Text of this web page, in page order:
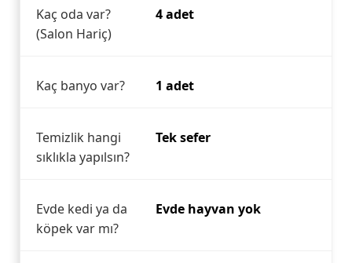
Kaç oda var?
(Salon Hariç)
4 adet
Kaç banyo var? 1 adet
Temizlik hangi
sıklıkla yapılsın?
Tek sefer
Evde kedi ya da
köpek var mı?
Evde hayvan yok